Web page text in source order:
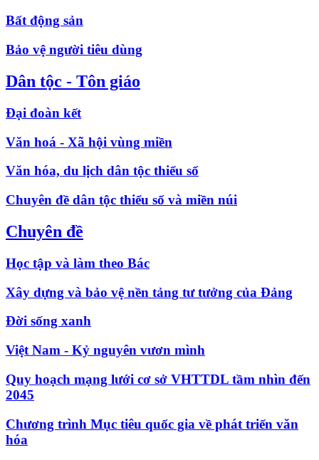
Bất động sản
Bảo vệ người tiêu dùng
Dân tộc - Tôn giáo
Đại đoàn kết
Văn hoá - Xã hội vùng miền
Văn hóa, du lịch dân tộc thiểu số
Chuyên đề dân tộc thiểu số và miền núi
Chuyên đề
Học tập và làm theo Bác
Xây dựng và bảo vệ nền tảng tư tưởng của Đảng
Đời sống xanh
Việt Nam - Kỷ nguyên vươn mình
Quy hoạch mạng lưới cơ sở VHTTDL tầm nhìn đến
2045
Chương trình Mục tiêu quốc gia về phát triển văn
hóa